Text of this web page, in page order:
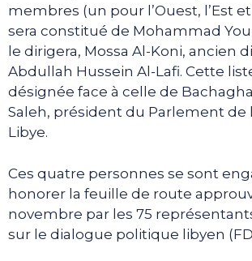
membres (un pour l’Ouest, l’Est
sera constitué de Mohammad
le dirigera, Mossa Al-Koni, ancien
Abdullah Hussein Al-Lafi. Cette
désignée face à celle de
Saleh, président du Parlement de
Libye.
Ces quatre personnes se sont
honorer la feuille de route
novembre par les 75
sur le dialogue politique libyen